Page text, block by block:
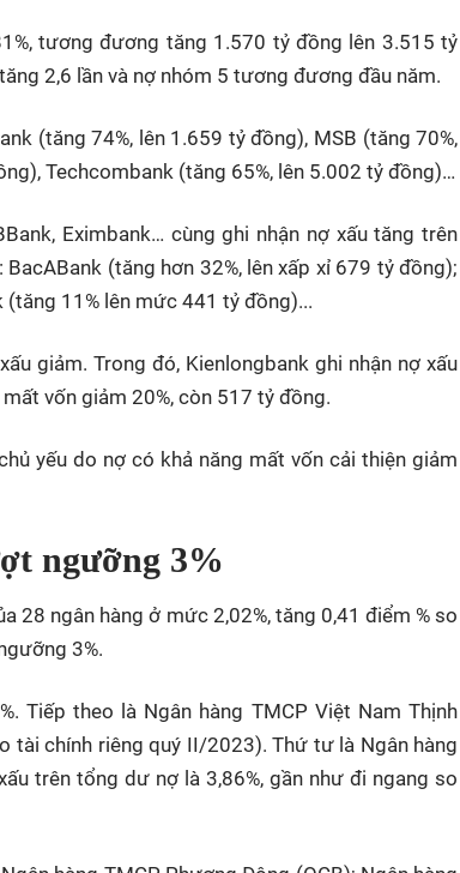
tương đương tăng 1.570 tỷ đồng lên 3.515 tỷ
2,6 lần và nợ nhóm 5 tương đương đầu năm.
(tăng 74%, lên 1.659 tỷ đồng), MSB (tăng 70%,
Techcombank (tăng 65%, lên 5.002 tỷ đồng)…
Eximbank… cùng ghi nhận nợ xấu tăng trên
(tăng hơn 32%, lên xấp xỉ 679 tỷ đồng);
(tăng 11% lên mức 441 tỷ đồng)...
giảm. Trong đó, Kienlongbank ghi nhận nợ xấu
vốn giảm 20%, còn 517 tỷ đồng.
yếu do nợ có khả năng mất vốn cải thiện giảm
ngưỡng 3%
28 ngân hàng ở mức 2,02%, tăng 0,41 điểm % so
3%.
Tiếp theo là Ngân hàng TMCP Việt Nam Thịnh
tài chính riêng quý II/2023). Thứ tư là Ngân hàng
trên tổng dư nợ là 3,86%, gần như đi ngang so